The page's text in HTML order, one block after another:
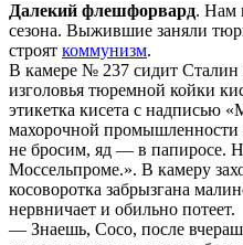
Далекий флешфорвард. Нам
сезона. Выжившие заняли
строят коммунизм.
В камере № 237 сидит Сталин
изголовья тюремной койки
этикетка кисета с надписью
махорочной
не бросим, яд — в папиросе.
Моссельпроме.». В камеру
косоворотка забрызгана
нервничает и обильно потеет.
— Знаешь, Сосо, после